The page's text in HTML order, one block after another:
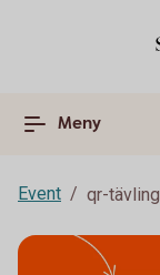
Meny
Event qr-tävling